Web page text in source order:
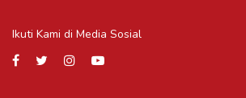
Ikuti Kami di Media Sosial